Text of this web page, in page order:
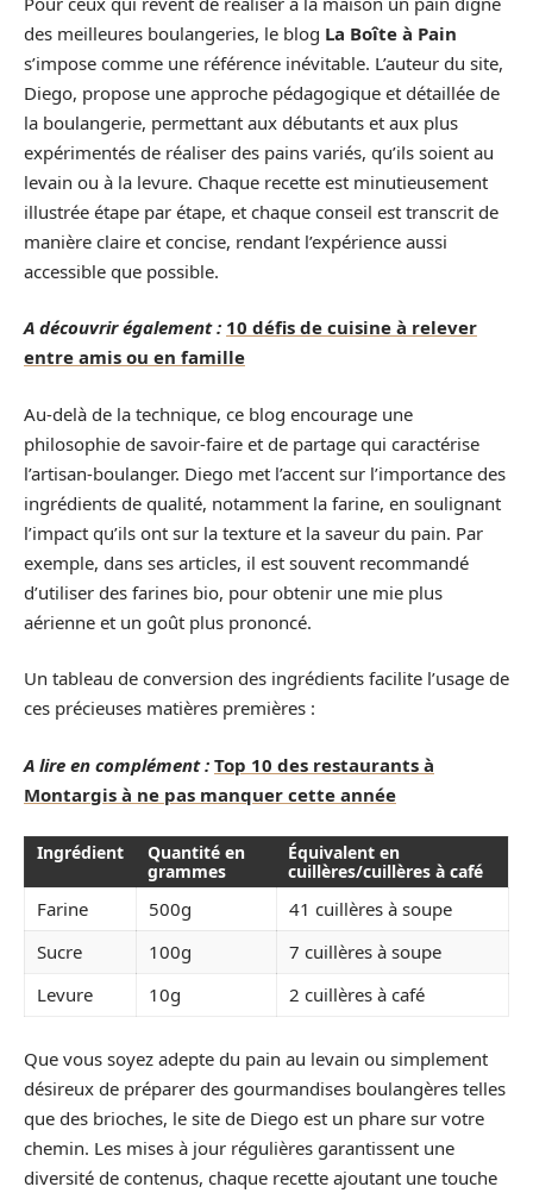
des meilleures boulangeries, le blog La Boîte à Pain
s’impose comme une référence inévitable. L’auteur du site,
Diego, propose une approche pédagogique et détaillée de
la boulangerie, permettant aux débutants et aux plus
expérimentés de réaliser des pains variés, qu’ils soient au
levain ou à la levure. Chaque recette est minutieusement
illustrée étape par étape, et chaque conseil est transcrit de
manière claire et concise, rendant l’expérience aussi
accessible que possible.
A découvrir également : 10 défis de cuisine à relever
entre amis ou en famille
Au-delà de la technique, ce blog encourage une
philosophie de savoir-faire et de partage qui caractérise
l’artisan-boulanger. Diego met l’accent sur l’importance des
ingrédients de qualité, notamment la farine, en soulignant
l’impact qu’ils ont sur la texture et la saveur du pain. Par
exemple, dans ses articles, il est souvent recommandé
d’utiliser des farines bio, pour obtenir une mie plus
aérienne et un goût plus prononcé.
Un tableau de conversion des ingrédients facilite l’usage de
ces précieuses matières premières :
A lire en complément : Top 10 des restaurants à
Montargis à ne pas manquer cette année
Ingrédient
Quantité en
grammes
Équivalent en
cuillères/cuillères à café
Farine 500g
41 cuillères à soupe
Sucre
100g
7 cuillères à soupe
Levure
10g 2 cuillères à café
Que vous soyez adepte du pain au levain ou simplement
désireux de préparer des gourmandises boulangères telles
que des brioches, le site de Diego est un phare sur votre
chemin. Les mises à jour régulières garantissent une
diversité de contenus, chaque recette ajoutant une touche